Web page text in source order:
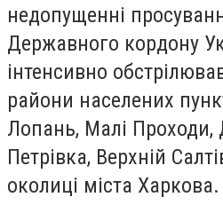
недопущенні
Державного кордону
інтенсивно
райони населених
Лопань, Малі Проходи,
Петрівка, Верхній
околиці міста Харкова.